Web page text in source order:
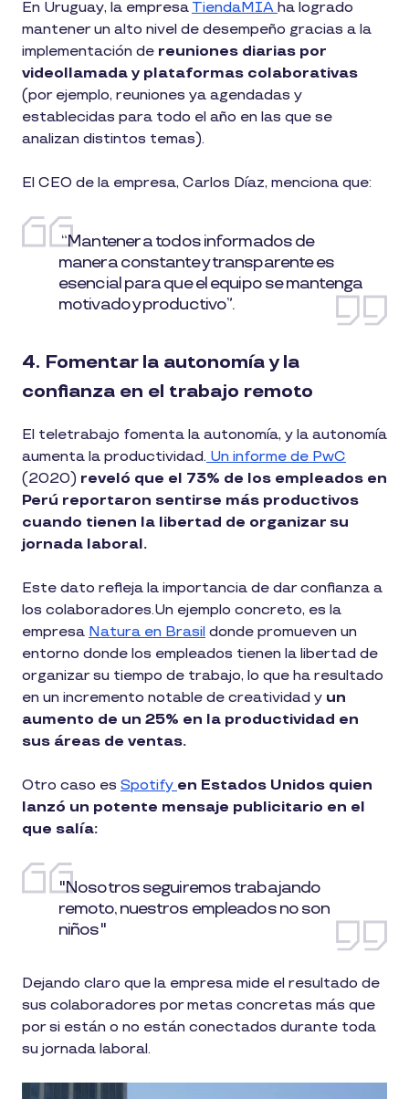
En Uruguay, la empresa TiendaMIA ha logrado
mantener un alto nivel de desempeño gracias a la
implementación de reuniones diarias por
videollamada y plataformas colaborativas
(por ejemplo, reuniones ya agendadas y
establecidas para todo el año en las que se
analizan distintos temas).
El CEO de la empresa, Carlos Díaz, menciona que:
“Mantener a todos informados de
manera constante y transparente es
esencial para que el equipo se mantenga
motivado y productivo”.
4. Fomentar la autonomía y la
confianza en el trabajo remoto
El teletrabajo fomenta la autonomía, y la autonomía
aumenta la productividad. Un informe de PwC
(2020) reveló que el 73% de los empleados en
Perú reportaron sentirse más productivos
cuando tienen la libertad de organizar su
jornada laboral.
Este dato refleja la importancia de dar confianza a
los colaboradores.Un ejemplo concreto, es la
empresa Natura en Brasil donde promueven un
entorno donde los empleados tienen la libertad de
organizar su tiempo de trabajo, lo que ha resultado
en un incremento notable de creatividad y un
aumento de un 25% en la productividad en
sus áreas de ventas.
Otro caso es Spotify en Estados Unidos quien
lanzó un potente mensaje publicitario en el
que salía:
"Nosotros seguiremos trabajando
remoto, nuestros empleados no son
niños"
Dejando claro que la empresa mide el resultado de
sus colaboradores por metas concretas más que
por si están o no están conectados durante toda
su jornada laboral.